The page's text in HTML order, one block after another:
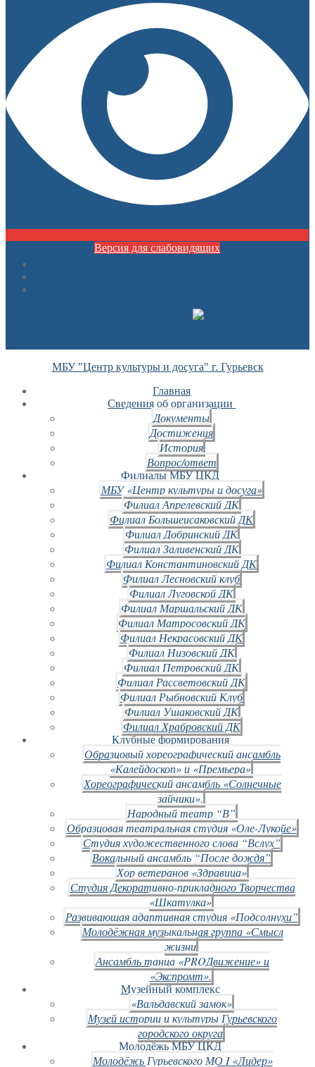
Версия для слабовидящих
МБУ "Центр культуры и досуга" г. Гурьевск
Главная
Сведения об организации
Документы
Достижения
История
Вопрос/ответ
Филиалы МБУ ЦКД
МБУ «Центр культуры и досуга»
Филиал Апрелевский ДК
Филиал Большеисаковский ДК
Филиал Добринский ДК
Филиал Заливенский ДК
Филиал Константиновский ДК
Филиал Лесновский клуб
Филиал Луговской ДК
Филиал Маршальский ДК
Филиал Матросовский ДК
Филиал Некрасовский ДК
Филиал Низовский ДК
Филиал Петровский ДК
Филиал Рассветовский ДК
Филиал Рыбновский Клуб
Филиал Ушаковский ДК
Филиал Храбровский ДК
Клубные формирования
Образцовый хореографический ансамбль
«Калейдоскоп» и «Премьера»
Хореографический ансамбль «Солнечные
зайчики».
Народный театр “В”
Образцовая театральная студия «Оле-Лукойе»
Студия художественного слова “Вслух”
Вокальный ансамбль “После дождя”
Хор ветеранов «Здравица»
Студия Декоративно-прикладного Творчества
«Шкатулка»
Развивающая адаптивная студия «Подсолнухи”
Молодёжная музыкальная группа «Смысл
жизни
Ансамбль танца «PROДвижение» и
«Экспромт».
Музейный комплекс
«Вальдавский замок»
Музей истории и культуры Гурьевского
городского округа
Молодёжь МБУ ЦКД
Молодёжь Гурьевского МО I «Лидер»